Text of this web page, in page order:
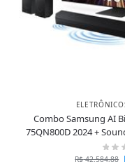
Combo Samsung AI
75QN800D 2024 +
R$42.584,88